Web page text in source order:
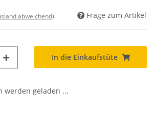
abweichend) Frage zum Artikel
In die Einkaufstüte
werden geladen ...